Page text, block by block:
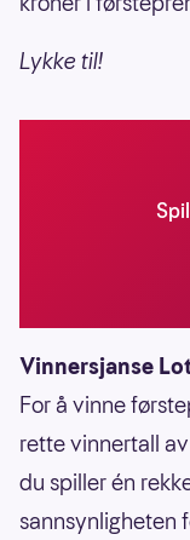
Lykke til!
Vinnersjanse
For å vinne
rette vinnertall
du spiller én
sannsynligheten